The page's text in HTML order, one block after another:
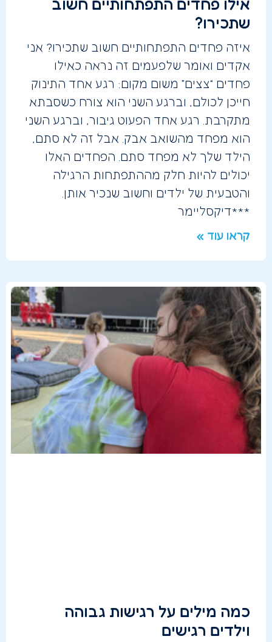
אילו פחדים התפתחותיים חשוב
שתכירו?
איזה פחדים התפתחותיים חשוב שתכירו? אני
אקדים ואומר שלפעמים זה נראה כאילו
פחדים “צצים” משום מקום: רגע אחד התינוק
חייכן לכולם, וברגע השני הוא צורח כשסבתא
מתקרבת. רגע אחד הפעוט גיבור, וברגע השני
הוא מפחד מהשואב אבק. אבל זה לא סתם,
הילד שלך לא מפחד סתם. הפחדים האלו
יכולים להיות חלק מההתפתחות הרגילה
והטבעית של ילדים וחשוב שנכיר אותן.
***דיקסליימר
קראו עוד »
כמה מילים על רגישות גבוהה
וילדים רגישים